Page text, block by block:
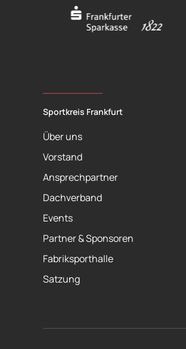
Sportkreis Frankfurt
Über uns
Vorstand
Ansprechpartner
Dachverband
Events
Partner & Sponsoren
Fabriksporthalle
Satzung